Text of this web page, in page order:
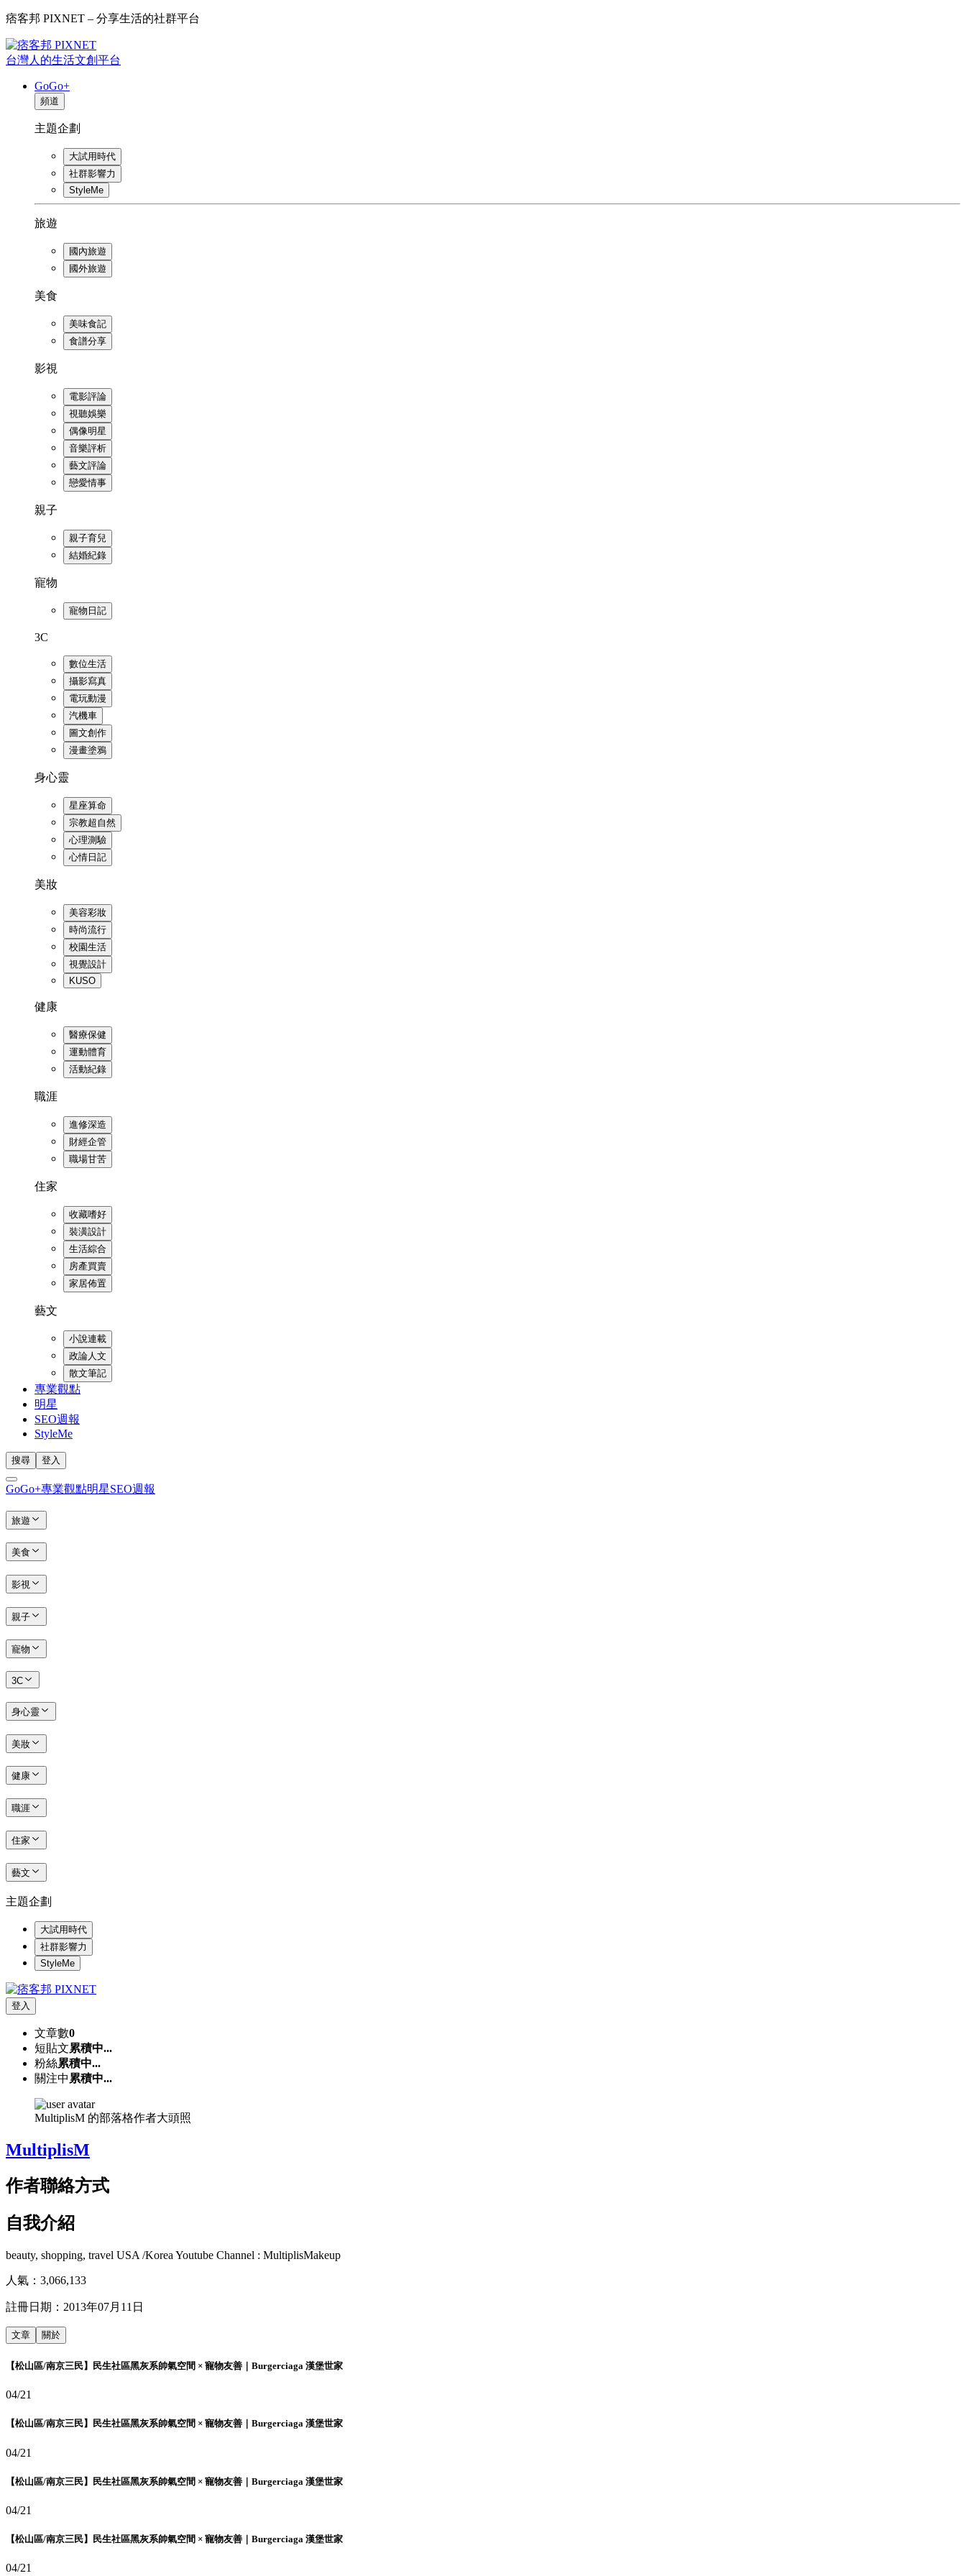
痞客邦 PIXNET – 分享生活的社群平台
台灣人的生活文創平台
GoGo+
頻道
主題企劃
大試用時代
社群影響力
StyleMe
旅遊
國內旅遊
國外旅遊
美食
美味食記
食譜分享
影視
電影評論
視聽娛樂
偶像明星
音樂評析
藝文評論
戀愛情事
親子
親子育兒
結婚紀錄
寵物
寵物日記
3C
數位生活
攝影寫真
電玩動漫
汽機車
圖文創作
漫畫塗鴉
身心靈
星座算命
宗教超自然
心理測驗
心情日記
美妝
美容彩妝
時尚流行
校園生活
視覺設計
KUSO
健康
醫療保健
運動體育
活動紀錄
職涯
進修深造
財經企管
職場甘苦
住家
收藏嗜好
裝潢設計
生活綜合
房產買賣
家居佈置
藝文
小說連載
政論人文
散文筆記
專業觀點
明星
SEO週報
StyleMe
搜尋 登入
GoGo+專業觀點明星SEO週報
旅遊
美食
影視
親子
寵物
3C
身心靈
美妝
健康
職涯
住家
藝文
主題企劃
大試用時代
社群影響力
StyleMe
登入
文章數0
短貼文累積中...
粉絲累積中...
關注中 累積中...
MultiplisM 的部落格作者大頭照
MultiplisM
作者聯絡方式
自我介紹
beauty, shopping, travel USA /Korea Youtube Channel : MultiplisMakeup
人氣： 3,066,133
註冊日期： 2013年07月11日
文章 關於
【松山區/南京三民】民生社區黑灰系帥氣空間 × 寵物友善｜Burgerciaga 漢堡世家
04/21
【松山區/南京三民】民生社區黑灰系帥氣空間 × 寵物友善｜Burgerciaga 漢堡世家
04/21
【松山區/南京三民】民生社區黑灰系帥氣空間 × 寵物友善｜Burgerciaga 漢堡世家
04/21
【松山區/南京三民】民生社區黑灰系帥氣空間 × 寵物友善｜Burgerciaga 漢堡世家
04/21